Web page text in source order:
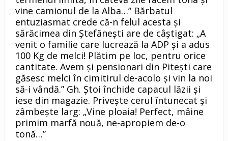
vine camionul de la Alba…” Bărbatul
entuziasmat crede că-n felul acesta şi
sărăcimea din Ştefăneşti are de câştigat: „A
venit o familie care lucrează la ADP şi a adus
100 Kg de melci! Plătim pe loc, pentru orice
cantitate. Avem şi pensionari din Piteşti care
găsesc melci în cimitirul de-acolo şi vin la noi
să-i vândă.” Gh. Ştoi închide capacul lăzii şi
iese din magazie. Priveşte cerul întunecat şi
zâmbeşte larg: „Vine ploaia! Perfect, mâine
primim marfă nouă, ne-apropiem de-o
tonă…”